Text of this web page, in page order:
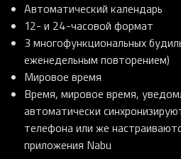
Автоматический календарь
12- и 24-часовой формат
3 многофункциональных
еженедельным повторением)
Мировое время
Время, мировое время,
автоматически
телефона или же
приложения Nabu